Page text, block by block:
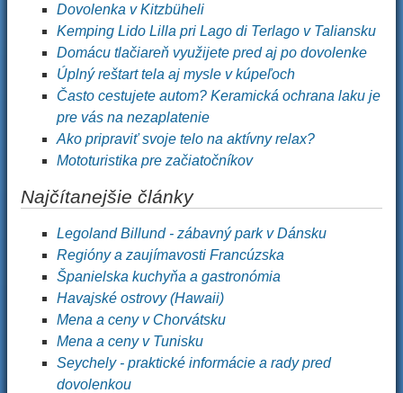
Dovolenka v Kitzbüheli
Kemping Lido Lilla pri Lago di Terlago v Taliansku
Domácu tlačiareň využijete pred aj po dovolenke
Úplný reštart tela aj mysle v kúpeľoch
Často cestujete autom? Keramická ochrana laku je
pre vás na nezaplatenie
Ako pripraviť svoje telo na aktívny relax?
Mototuristika pre začiatočníkov
Najčítanejšie články
Legoland Billund - zábavný park v Dánsku
Regióny a zaujímavosti Francúzska
Španielska kuchyňa a gastronómia
Havajské ostrovy (Hawaii)
Mena a ceny v Chorvátsku
Mena a ceny v Tunisku
Seychely - praktické informácie a rady pred
dovolenkou